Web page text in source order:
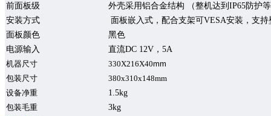
前面板级
外壳采用铝合金结构 （整机达到 IP65防护
安装方式
面板嵌入式，配合支架可VESA安装，支持
面板颜色
黑色
电源输入
直流DC 12V ， 5A
机器尺寸 330X216X40mm
包装尺寸
380x310x148mm
设备净重
1.5kg
包装毛重
3kg